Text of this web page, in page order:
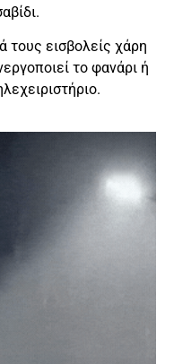
τους εισβολείς χάρη
το φανάρι ή